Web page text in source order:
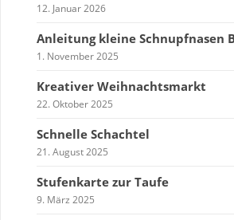
12. Januar 2026
Anleitung kleine Schnupfnasen
1. November 2025
Kreativer Weihnachtsmarkt
22. Oktober 2025
Schnelle Schachtel
21. August 2025
Stufenkarte zur Taufe
9. März 2025